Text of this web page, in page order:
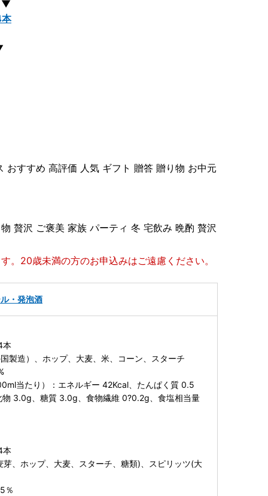
▼
すすめ 高評価 人気 ギフト 贈答 贈り物 お中元
贅沢 ご褒美 家族 パーティ 冬 宅飲み 晩酌 贅沢
。20歳未満の方のお申込みはご遠慮ください。
・発泡酒
本
製造）、ホップ、大麦、米、コーン、スターチ
当たり）：エネルギー 42Kcal、たんぱく質 0.5
3.0g、糖質 3.0g、食物繊維 0?0.2g、食塩相当量
本
芽、ホップ、大麦、スターチ、糖類)、スピリッツ(大
％